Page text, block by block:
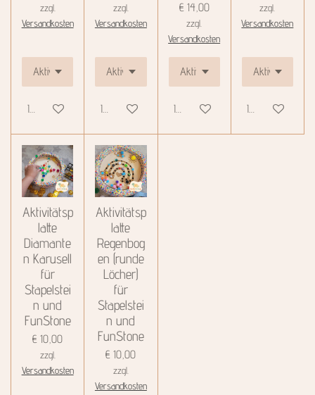
zzgl.
Versandkosten
In den Warenkorb
zzgl.
Versandkosten
In den Warenkorb
€ 14,00
zzgl.
Versandkosten
In den Warenkorb
zzgl.
Versandkosten
In den
Aktivitätsp
latte
Diamante
n Karusell
für
Stapelstei
n und
FunStone
€ 10,00
zzgl.
Versandkosten
Aktivitätsp
latte
Regenbog
en (runde
Löcher)
für
Stapelstei
n und
FunStone
€ 10,00
zzgl.
Versandkosten